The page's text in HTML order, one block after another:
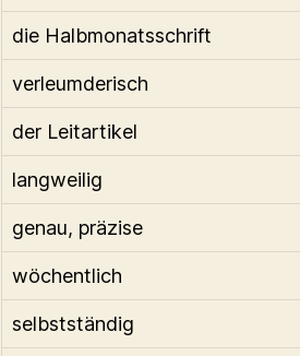
die Halbmonatsschrift
verleumderisch
der Leitartikel
langweilig
genau, präzise
wöchentlich
selbstständig